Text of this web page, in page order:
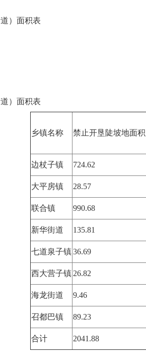
）面积表
）面积表
乡镇名称 禁止开垦陡坡地面积
边杖子镇 724.62
大平房镇 28.57
联合镇 990.68
新华街道 135.81
七道泉子镇36.69
西大营子镇 26.82
海龙街道 9.46
召都巴镇 89.23
合计 2041.88